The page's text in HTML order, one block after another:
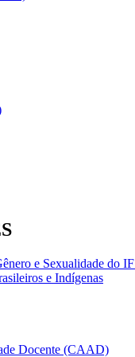
e Sexualidade do
e Indígenas
Docente (CAAD)